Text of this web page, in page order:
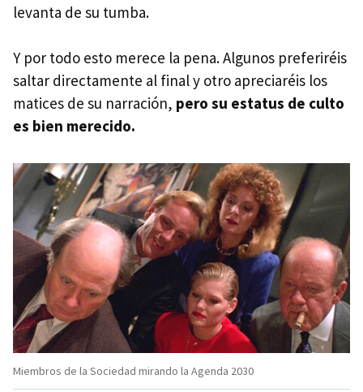
levanta de su tumba.
Y por todo esto merece la pena. Algunos preferiréis
saltar directamente al final y otro apreciaréis los
matices de su narración, pero su estatus de culto
es bien merecido.
Miembros de la Sociedad mirando la Agenda 2030